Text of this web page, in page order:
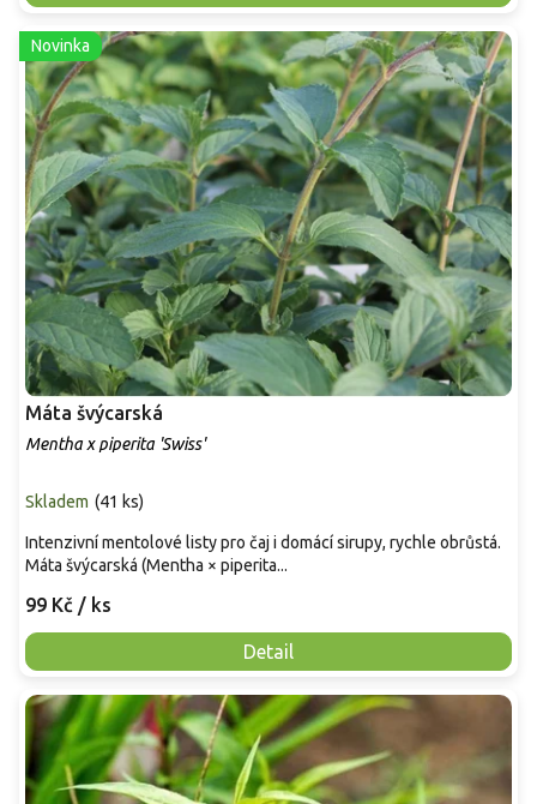
Novinka
Máta švýcarská
Mentha x piperita 'Swiss'
Skladem (41 ks)
99 Kč / ks
Detail
Intenzivní mentolové listy pro čaj i domácí sirupy, rychle obrůstá.
Máta švýcarská (Mentha × piperita...